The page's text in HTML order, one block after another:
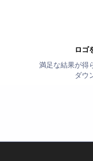
ロゴ
満足な結果が得
ダウ